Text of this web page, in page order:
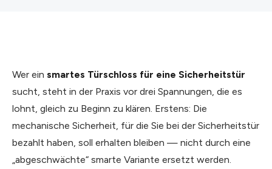
Wer ein smartes Türschloss für eine Sicherheitstür
sucht, steht in der Praxis vor drei Spannungen, die es
lohnt, gleich zu Beginn zu klären. Erstens: Die
mechanische Sicherheit, für die Sie bei der Sicherheitstür
bezahlt haben, soll erhalten bleiben — nicht durch eine
„abgeschwächte“ smarte Variante ersetzt werden.